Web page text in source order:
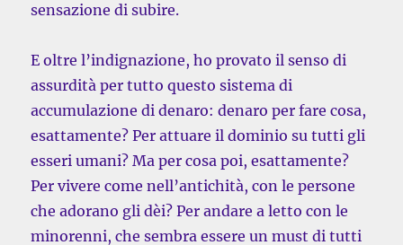
sensazione di subire.
E oltre l’indignazione, ho provato il senso di
assurdità per tutto questo sistema di
accumulazione di denaro: denaro per fare cosa,
esattamente? Per attuare il dominio su tutti gli
esseri umani? Ma per cosa poi, esattamente?
Per vivere come nell’antichità, con le persone
che adorano gli dèi? Per andare a letto con le
minorenni, che sembra essere un must di tutti